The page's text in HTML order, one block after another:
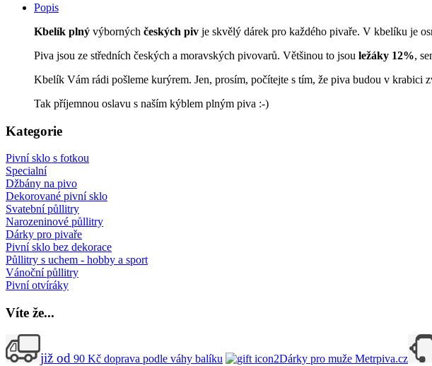
Popis
Kbelík plný výborných českých piv je skvělý dárek pro každého pivaře. V kbelíku je
Piva jsou ze středních českých a moravských pivovarů. Většinou to jsou ležáky 12%,
Kbelík Vám rádi pošleme kurýrem. Jen, prosím, počítejte s tím, že piva budou v krabici
Tak příjemnou oslavu s naším kýblem plným piva :-)
Kategorie
Pivní sklo s fotkou
Specialní
Džbány na pivo
Dekorované pivní sklo
Svatební půllitry
Narozeninové půllitry
Dárky pro pivaře
Pivní sklo bez dekorace
Půllitry s uchem - hobby a sport
Vánoční půllitry
Pivní otvíráky
Víte že...
již od 90 Kč doprava podle váhy balíku Dárky pro muže Metrpiva.cz